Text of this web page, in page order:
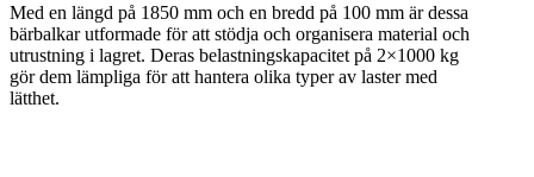
Med en längd på 1850 mm och en bredd på 100 mm är dessa
bärbalkar utformade för att stödja och organisera material och
utrustning i lagret. Deras belastningskapacitet på 2×1000 kg
gör dem lämpliga för att hantera olika typer av laster med
lätthet.